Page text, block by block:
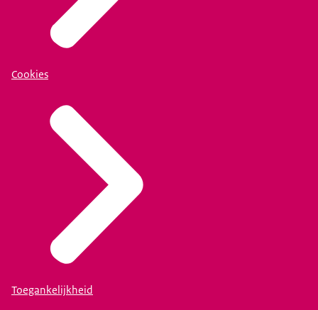
Cookies
Toegankelijkheid